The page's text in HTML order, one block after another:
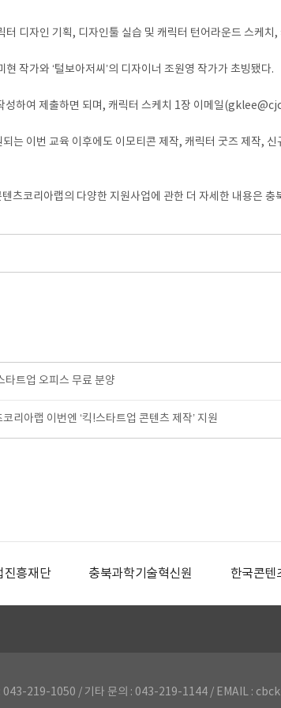
디자인 기획, 디자인툴 실습 및 캐릭터 턴어라운드 스케치
작가와 ‘털보아저씨’의 디자이너 조원영 작가가 초빙됐다.
성하여 제출하면 되며, 캐릭터 스케치 1장 이메일
는 이번 교육 이후에도 이모티콘 제작, 캐릭터 굿즈 제작,
텐츠코리아랩의 다양한 지원사업에 관한 더 자세한 내용
타트업 오피스 무료 분양
리아랩 이번엔 ‘킥!스타트업 콘텐츠 제작’ 지원
진흥재단 충북과학기술혁신원 한국콘텐
: 043-219-1050 / 기타 문의 : 043-219-1144 / EMAIL :